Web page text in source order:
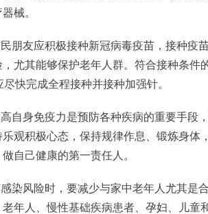
械。
友应积极接种新冠病毒疫苗，接种疫
尤其能够保护老年人群。符合接种条件
快完成全程接种并接种加强针。
身免疫力是预防各种疾病的重要手段
观积极心态，保持规律作息、锻炼身体
自己健康的第一责任人。
风险时，要减少与家中老年人尤其是
年人、慢性基础疾病患者、孕妇、儿童